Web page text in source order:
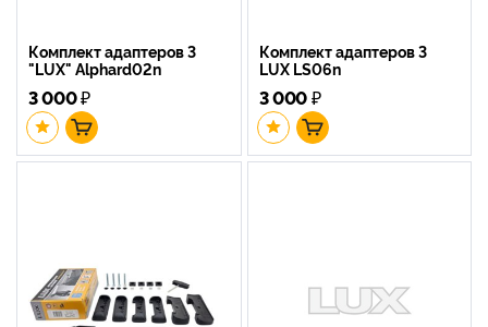
Комплект адаптеров 3
"LUX" Alphard02n
3 000₽
Комплект адаптеров 3
LUX LS06n
3 000₽